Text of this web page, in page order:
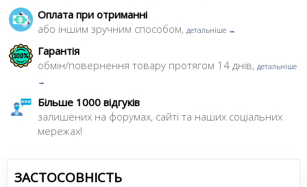
Оплата при отриманні
або іншим зручним способом, детальніше →
Гарантія
обмін/повернення товару протягом 14 днів, детальніше
→
Більше 1000 відгуків
залишених на форумах, сайті та наших соціальних
мережах!
ЗАСТОСОВНІСТЬ